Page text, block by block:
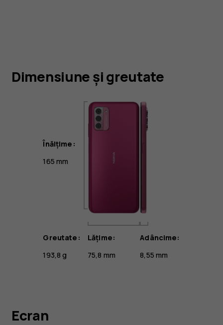
Dimensiune și greutate
Înălțime:
165 mm
Greutate:
193,8 g
Lățime:
75,8 mm
Adâncime:
8,55 mm
Ecran